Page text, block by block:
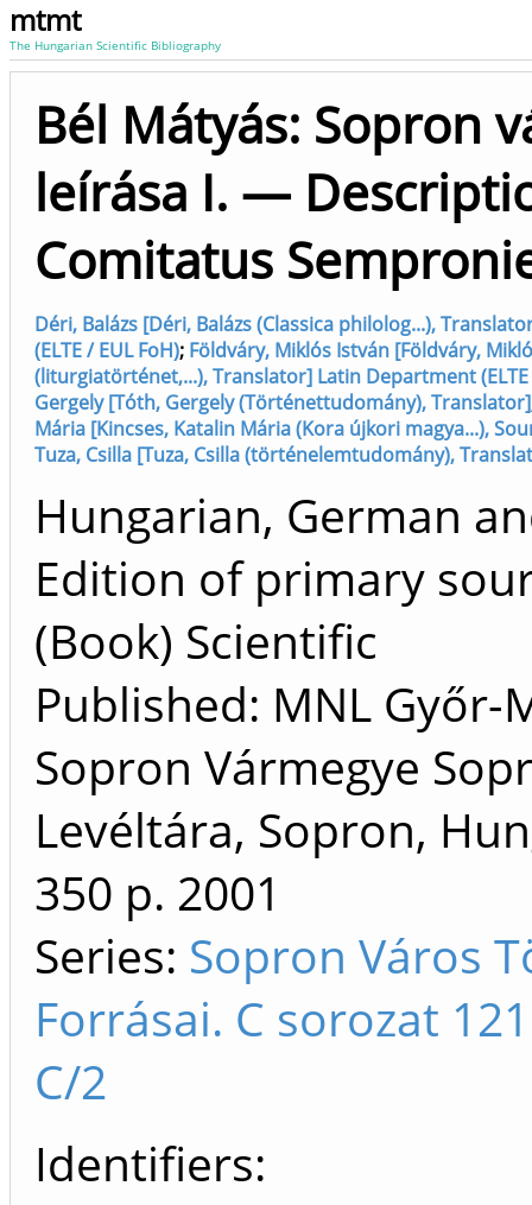
mtmt
The Hungarian Scientific Bibliography
Bél Mátyás: Sopron
leírása I. —
Comitatus
Déri, Balázs [Déri, Balázs (Classica philolog...),
(ELTE / EUL FoH); Földváry, Miklós István [Földváry,
(liturgiatörténet,...), Translator] Latin Department (ELTE
Gergely [Tóth, Gergely (Történettudomány), Translator]
Mária [Kincses, Katalin Mária (Kora újkori magya...),
Tuza, Csilla [Tuza, Csilla (történelemtudomány),
Hungarian, German
Edition of primary
(Book) Scientific
Published: MNL Győr-
Sopron Vármegye
Levéltára, Sopron,
350 p. 2001
Series: Sopron Város
Forrásai. C sorozat
C/2
Identifiers